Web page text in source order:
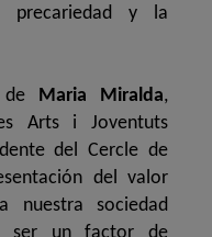
precariedad y la
de Maria Miralda,
Arts i Joventuts
del Cercle de
del valor
nuestra sociedad
ser un factor de